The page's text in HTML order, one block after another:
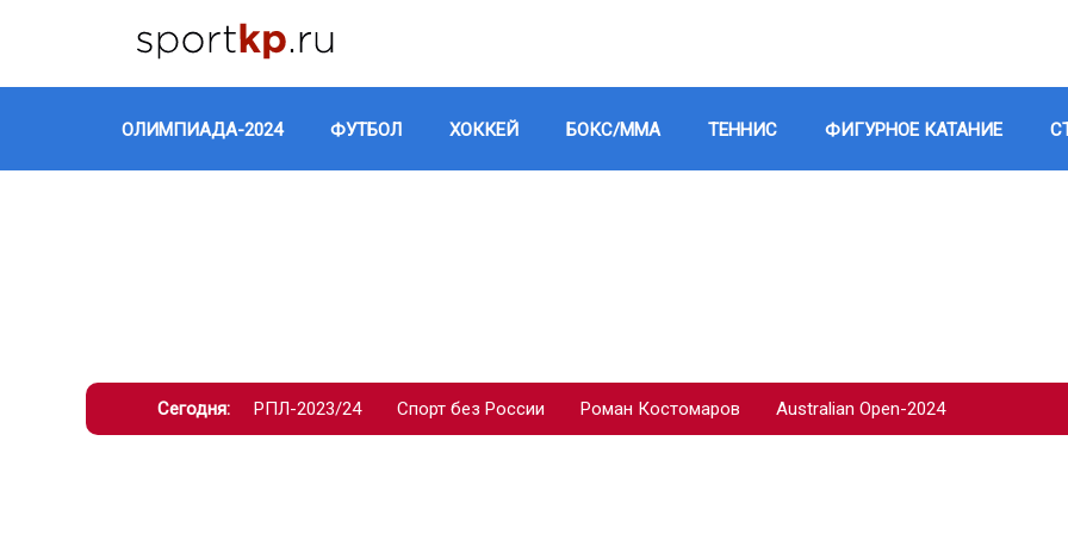
ОЛИМПИАДА-2024 ФУТБОЛ ХОККЕЙ БОКС/ММА ТЕННИС ФИГУРНОЕ КАТАНИЕ
Сегодня: РПЛ-2023/24 Спорт без России Роман Костомаров Australian Open-2024